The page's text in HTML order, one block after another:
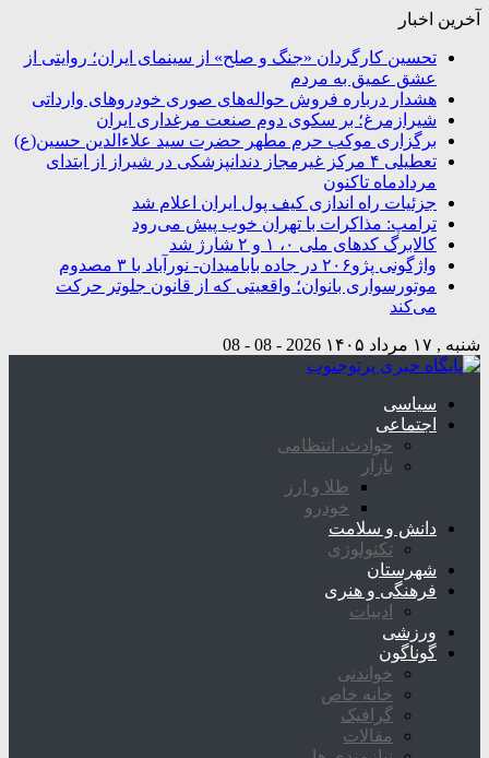
آخرین اخبار
تحسین کارگردان «جنگ و صلح» از سینمای ایران؛ روایتی از
عشق عمیق به مردم
هشدار درباره فروش حواله‌های صوری خودروهای وارداتی
شیرازمرغ؛ بر سکوی دوم صنعت مرغداری ایران
برگزاری موکب حرم مطهر حضرت سید علاءالدین حسین(ع)
تعطیلی ۴ مرکز غیرمجاز دندانپزشکی در شیراز از ابتدای
مردادماه تاکنون
جزئیات راه اندازی کیف پول ایران اعلام شد
ترامپ: مذاکرات با تهران خوب پیش می‌رود
کالابرگ کدهای ملی ۰، ۱ و ۲ شارژ شد
واژگونی پژو۲۰۶ در جاده بابامیدان- نورآباد با ۳ مصدوم
موتورسواری بانوان؛ واقعیتی که از قانون جلوتر حرکت
می‌کند
شنبه , ۱۷ مرداد ۱۴۰۵ 2026 - 08 - 08
سیاسی
اجتماعی
حوادث، انتظامی
بازار
طلا و ارز
خودرو
دانش و سلامت
تکنولوژی
شهرستان
فرهنگی و هنری
ادبیات
ورزشی
گوناگون
خواندنی
خانه خاص
گرافیک
مقالات